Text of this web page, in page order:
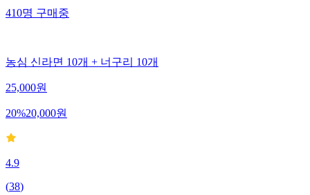
410명구매중
농심 신라면 10개 + 너구리 10개
25,000원
20%20,000원
4.9
(38)